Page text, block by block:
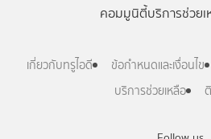
คอมมูนิตี้บริการช่วย
เกี่ยวกับทรูไอดี ข้อกำหนดและเงื่อนไข
บริการช่วยเหลือ